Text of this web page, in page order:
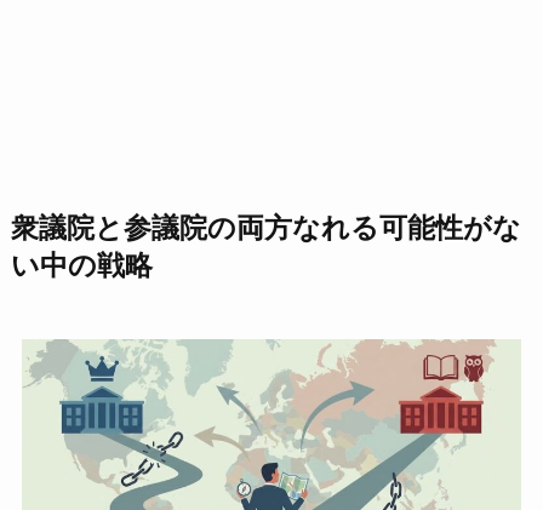
衆議院と参議院の両方なれる可能性がな
い中の戦略